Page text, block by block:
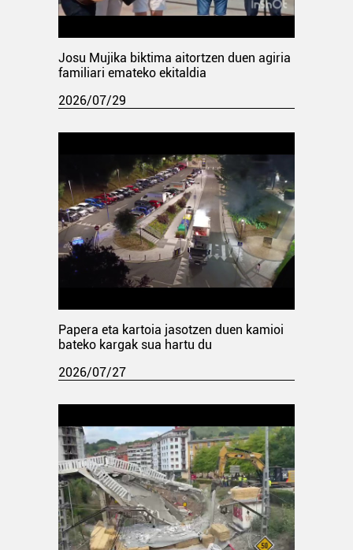
Josu Mujika biktima aitortzen duen agiria
familiari emateko ekitaldia
2026/07/29
Papera eta kartoia jasotzen duen kamioi
bateko kargak sua hartu du
2026/07/27